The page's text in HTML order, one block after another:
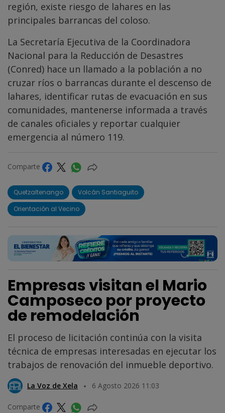
región, existe riesgo de lahares en las
principales barrancas del coloso.
La Secretaría Ejecutiva de la Coordinadora
Nacional para la Reducción de Desastres
(Conred) hace un llamado a la población a no
cruzar ríos o barrancas durante el descenso de
lahares, identificar rutas de evacuación en sus
comunidades, mantenerse informada a través
de canales oficiales y reportar cualquier
emergencia al número 119.
Comparte
Quetzaltenango
Volcán Santiaguito
Orientación al Vecino
Empresas visitan el Mario
Camposeco por proyecto
de remodelación
El proceso de licitación continúa con la visita
técnica de empresas interesadas en ejecutar los
trabajos de renovación del inmueble deportivo.
La Voz de Xela 6 Agosto 2026 11:03
Comparte